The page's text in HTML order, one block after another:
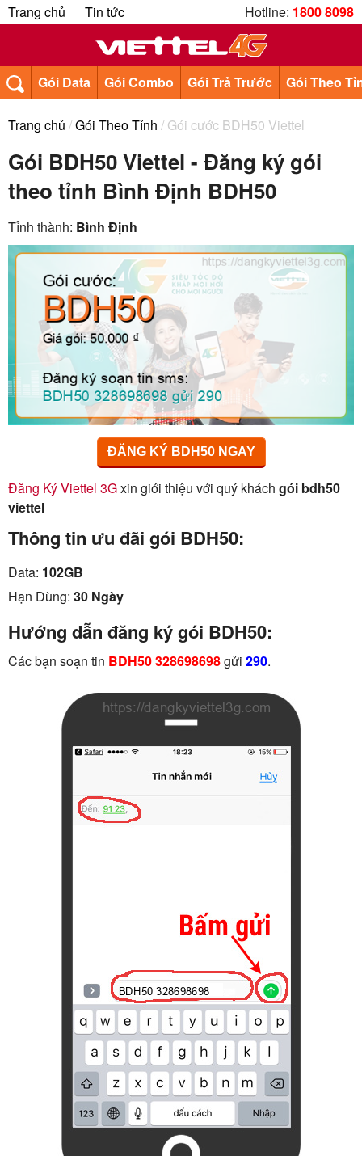
Trang chủ Tin tức Hotline: 1800 8098
Gói Data Gói Combo Gói Trả Trước Gói Theo
Trang chủ /Gói Theo Tỉnh / Gói cước BDH50 Viettel
Gói BDH50 Viettel - Đăng ký gói
theo tỉnh Bình Định BDH50
Tỉnh thành: Bình Định
ĐĂNG KÝ BDH50 NGAY
Đăng Ký Viettel 3Gxin giới thiệu với quý khách gói bdh50
viettel
Thông tin ưu đãi gói BDH50:
Data: 102GB
Hạn Dùng: 30 Ngày
Hướng dẫn đăng ký gói BDH50:
Các bạn soạn tin BDH50 328698698gửi 290.